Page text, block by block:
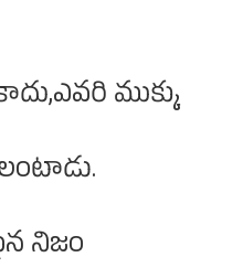
ముక్కు
నిజం